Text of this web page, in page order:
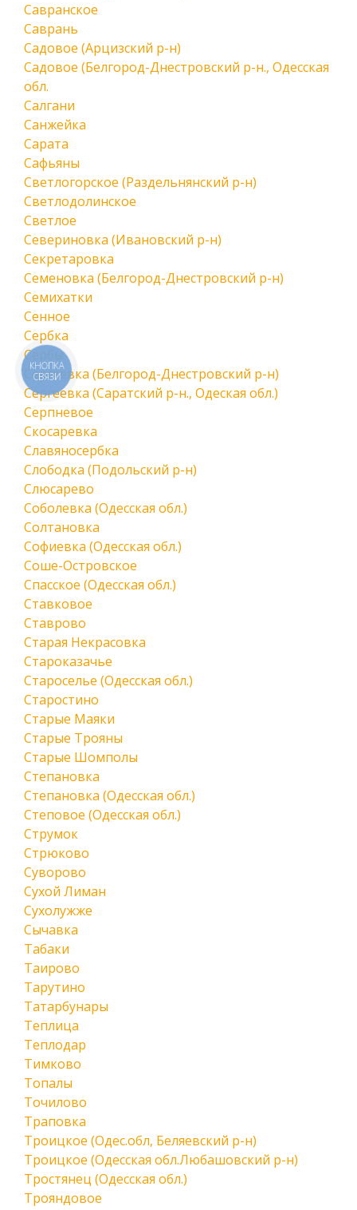
Савранское
Саврань
Садовое (Арцизский р-н)
Садовое (Белгород-Днестровский р-н., Одесская
обл.
Салгани
Санжейка
Сарата
Сафьяны
Светлогорское (Раздельнянский р-н)
Светлодолинское
Светлое
Севериновка (Ивановский р-н)
Секретаровка
Семеновка (Белгород-Днестровский р-н)
Семихатки
Сенное
Сербка
Сербы
Сергеевка (Белгород-Днестровский р-н)
Сергеевка (Саратский р-н., Одеская обл.)
Серпневое
Скосаревка
Славяносербка
Слободка (Подольский р-н)
Слюсарево
Соболевка (Одесская обл.)
Солтановка
Софиевка (Одесская обл.)
Соше-Островское
Спасское (Одесская обл.)
Ставковое
Ставрово
Старая Некрасовка
Староказачье
Староселье (Одесская обл.)
Старостино
Старые Маяки
Старые Трояны
Старые Шомполы
Степановка
Степановка (Одесская обл.)
Степовое (Одесская обл.)
Струмок
Стрюково
Суворово
Сухой Лиман
Сухолужже
Сычавка
Табаки
Таирово
Тарутино
Татарбунары
Теплица
Теплодар
Тимково
Топалы
Точилово
Траповка
Троицкое (Одес.обл, Беляевский р-н)
Троицкое (Одесская обл.Любашовский р-н)
Тростянец (Одесская обл.)
Трояндовое
КНОПКА
СВЯЗИ